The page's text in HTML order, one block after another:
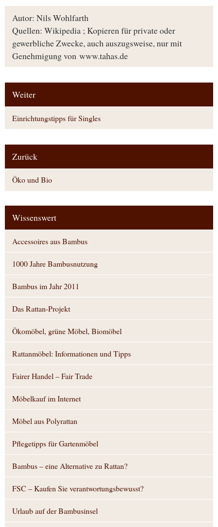
Autor: Nils Wohlfarth
Quellen: Wikipedia ; Kopieren für private oder
gewerbliche Zwecke, auch auszugsweise, nur mit
Genehmigung von www.tahas.de
Weiter
Einrichtungstipps für Singles
Zurück
Öko und Bio
Wissenswert
Accessoires aus Bambus
1000 Jahre Bambusnutzung
Bambus im Jahr 2011
Das Rattan-Projekt
Ökomöbel, grüne Möbel, Biomöbel
Rattanmöbel: Informationen und Tipps
Fairer Handel – Fair Trade
Möbelkauf im Internet
Möbel aus Polyrattan
Pflegetipps für Gartenmöbel
Bambus – eine Alternative zu Rattan?
FSC – Kaufen Sie verantwortungsbewusst?
Urlaub auf der Bambusinsel